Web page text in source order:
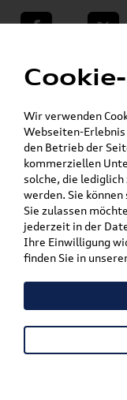
teilen Twitter
VW Shop -
Wischerblätter
Artikel für ihr
Marke wählen
Modell wählen
Karosserieform
Wir verwenden
Webseiten-Erlebnis
den Betrieb der
kommerziellen
solche, die
werden. Sie
Sie zulassen
jederzeit in der
Ihre Einwilligung
finden Sie in